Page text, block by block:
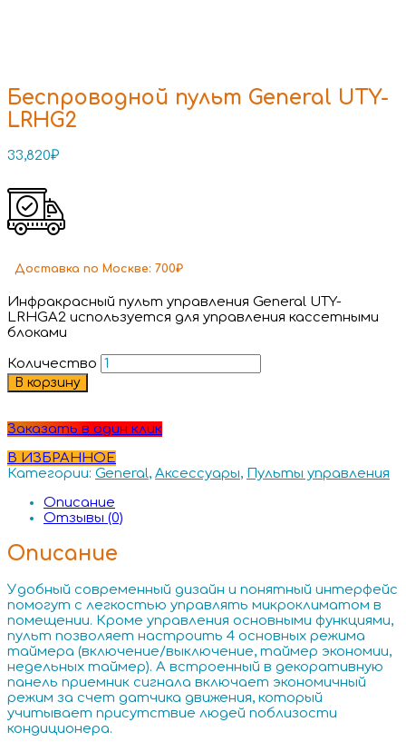
Беспроводной пульт General UTY-
LRHG2
33,820₽
Доставка по Москве: 700₽
Инфракрасный пульт управления General UTY-
LRHGA2 используется для управления кассетными
блоками
Количество
В корзину
Заказать в один клик
В ИЗБРАННОЕ
Категории: General, Аксессуары, Пульты управления
Описание
Отзывы (0)
Описание
Удобный современный дизайн и понятный интерфейс
помогут с легкостью управлять микроклиматом в
помещении. Кроме управления основными функциями,
пульт позволяет настроить 4 основных режима
таймера (включение/выключение, таймер экономии,
недельных таймер). А встроенный в декоративную
панель приемник сигнала включает экономичный
режим за счет датчика движения, который
учитывает присутствие людей поблизости
кондиционера.